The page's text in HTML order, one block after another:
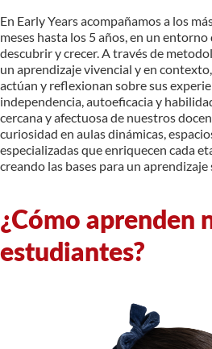
En Early Years acompañamos a los
meses hasta los 5 años, en un
descubrir y crecer. A través de
un aprendizaje vivencial y en
actúan y reflexionan sobre sus
independencia, autoeficacia y
cercana y afectuosa de nuestros
curiosidad en aulas dinámicas,
especializadas que enriquecen cada
creando las bases para un
¿Cómo aprenden
estudiantes?